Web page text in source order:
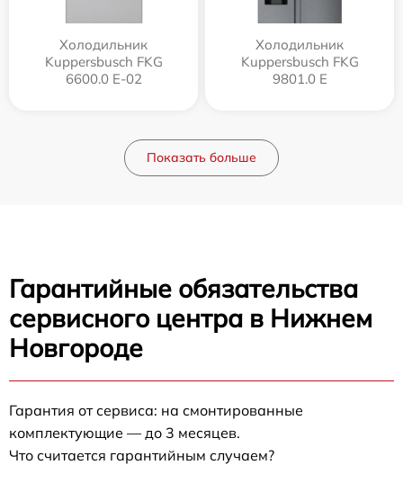
Холодильник
Kuppersbusch FKG
6600.0 E-02
Холодильник
Kuppersbusch FKG
9801.0 E
Показать больше
Гарантийные обязательства
сервисного центра в Нижнем
Новгороде
Гарантия от сервиса: на смонтированные
комплектующие — до 3 месяцев.
Что считается гарантийным случаем?